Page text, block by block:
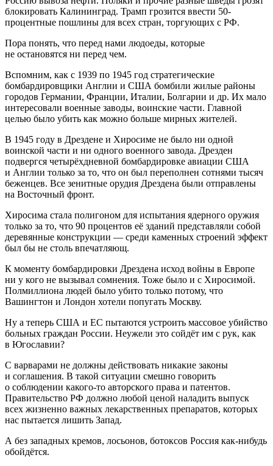
блокировать Калининград. Трамп грозится ввести 50-
процентные пошлины для всех стран, торгующих с РФ.
Пора понять, что перед нами людоеды, которые
не остановятся ни перед чем.
Вспомним, как с 1939 по 1945 год стратегические
бомбардировщики Англии и США бомбили жилые районы
городов Германии, Франции, Италии, Болгарии и др. Их мало
интересовали военные заводы, воинские части. Главной
целью было убить как можно больше мирных жителей.
В 1945 году в Дрездене и Хиросиме не было ни одной
воинской части и ни одного военного завода. Дрезден
подвергся четырёхдневной бомбардировке авиации США
и Англии только за то, что он был переполнен сотнями тысяч
беженцев. Все зенитные орудия Дрездена были отправлены
на Восточный фронт.
Хиросима стала полигоном для испытания ядерного оружия
только за то, что 90 процентов её зданий представляли собой
деревянные конструкции — среди каменных строений эффект
был бы не столь впечатляющ.
К моменту бомбардировки Дрездена исход войны в Европе
ни у кого не вызывал сомнения. Тоже было и с Хиросимой.
Полмиллиона людей было убито только потому, что
Вашингтон и Лондон хотели попугать Москву.
Ну а теперь США и ЕС пытаются устроить массовое убийство
больных граждан России. Неужели это сойдёт им с рук, как
в Югославии?
С варварами не должны действовать никакие законы
и соглашения. В такой ситуации смешно говорить
о соблюдении какого-то авторского права и патентов.
Правительство РФ должно любой ценой наладить выпуск
всех жизненно важных лекарственных препаратов, которых
нас пытается лишить Запад.
А без западных кремов, лосьонов, ботоксов Россия как-нибудь
обойдётся.